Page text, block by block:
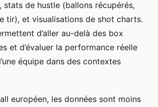
stats de hustle (ballons récupérés,
tir), et visualisations de shot charts.
d’aller au-delà des box
et d’évaluer la performance réelle
équipe dans des contextes
européen, les données sont moins